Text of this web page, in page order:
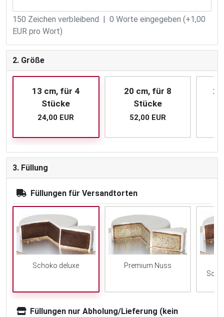
150 Zeichen verbleibend | 0 Worte eingegeben (+1,00
EUR pro Wort)
2. Größe
13 cm, für 4
Stücke
24,00 EUR
20 cm, für 8
Stücke
52,00 EUR
3. Füllung
Füllungen für Versandtorten
Schoko deluxe
Premium Nuss
Füllungen nur Abholung/Lieferung (kein